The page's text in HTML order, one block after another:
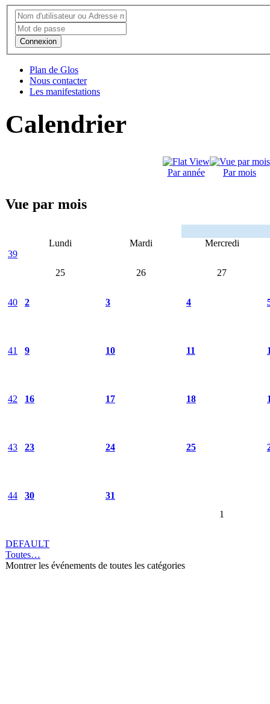
Connexion
Plan de Glos
Nous contacter
Les manifestations
Calendrier
Par année Par mois
Vue par mois
Lundi Mardi
Mercredi
39
25
26 27
40 2 3 4
41 9 10 11
42 16 17 18
43 23 24 25
44 30
31
1
DEFAULT
Toutes…
Montrer les événements de toutes les catégories